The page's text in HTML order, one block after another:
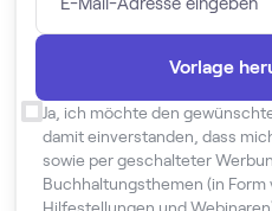
Ja, ich möchte den
damit einverstanden, dass
sowie per geschalteter
Buchhaltungsthemen (in Form